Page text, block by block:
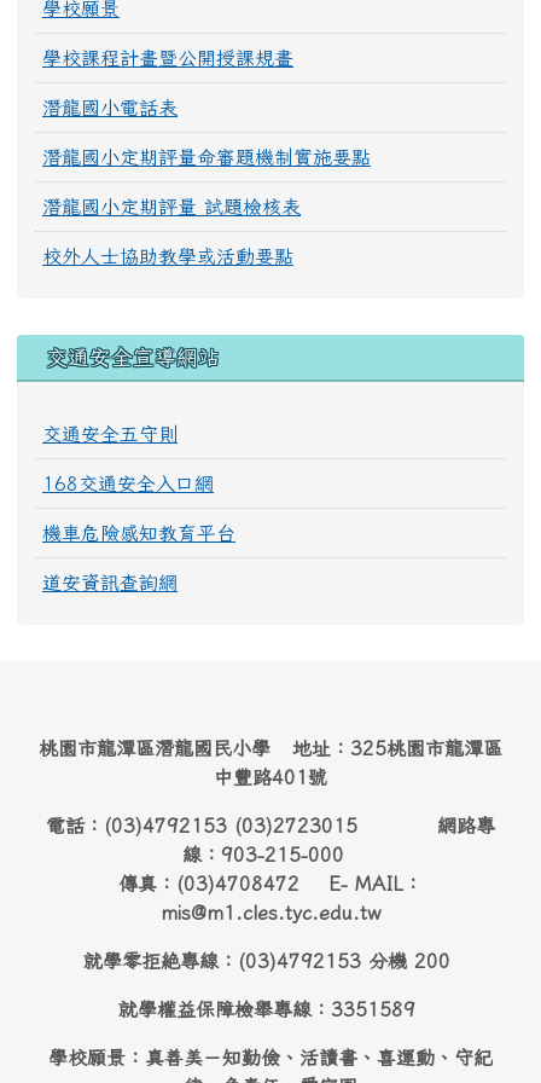
學校願景
學校課程計畫暨公開授課規畫
潛龍國小電話表
潛龍國小定期評量命審題機制實施要點
潛龍國小定期評量 試題檢核表
校外人士協助教學或活動要點
交通安全宣導網站
交通安全五守則
168交通安全入口網
機車危險感知教育平台
道安資訊查詢網
桃園市龍潭區潛龍國民小學 地址：325桃園市龍潭區
中豐路401號
電話：(03)4792153 (03)2723015 網路專
線：903-215-000
傳真：(03)4708472 E- MAIL：
mis@m1.cles.tyc.edu.tw
就學零拒絶專線：(03)4792153 分機 200
就學權益保障檢舉專線：3351589
學校願景：真善美－知勤儉、活讀書、喜運動、守紀